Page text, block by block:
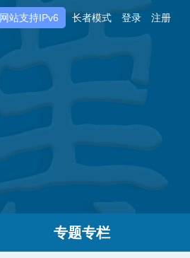
网站支持IPv6 长者模式 登录 注册
专题专栏